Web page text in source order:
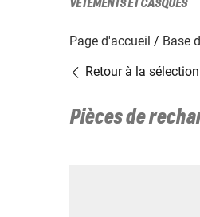
VÊTEMENTS ET CASQUES
Page d'accueil Base
Retour à la
Pièces de